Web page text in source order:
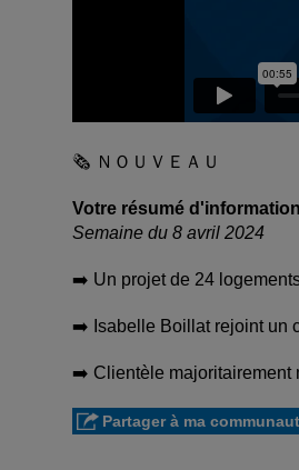
🗞 ＮＯＵＶＥＡＵ
Votre résumé
Semaine du 8 avril 2024
➡️ Un projet de 24
➡️ Isabelle Boillat rejoint un
➡️ Clientèle majoritairement
Partager à ma